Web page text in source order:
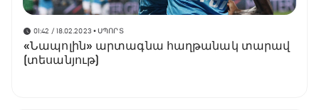
01:42 / 18.02.2023 • ՍՊՈՐՏ
«Նապոլին» արտագնա հաղթանակ տարավ
(տեսանյութ)